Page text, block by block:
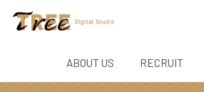
ABOUT US RECRUIT